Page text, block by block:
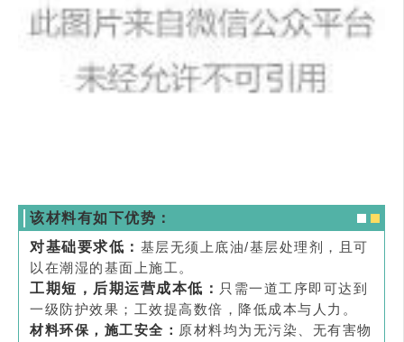
该材料有如下优势 ：
对基础要求低： 基层无须上底油/基层处理剂，且可
以在潮湿的基面上施工。
工期短，后期运营成本低： 只需一道工序即可达到
一级防护效果；工效提高数倍，降低成本与人力。
材料环保，施工安全： 原材料均为无污染、无有害物